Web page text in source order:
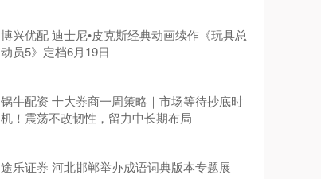
博兴优配 迪士尼•皮克斯经典动画续作《玩具总
动员5》定档6月19日
锅牛配资 十大券商一周策略｜市场等待抄底时
机！震荡不改韧性，留力中长期布局
途乐证券 河北邯郸举办成语词典版本专题展